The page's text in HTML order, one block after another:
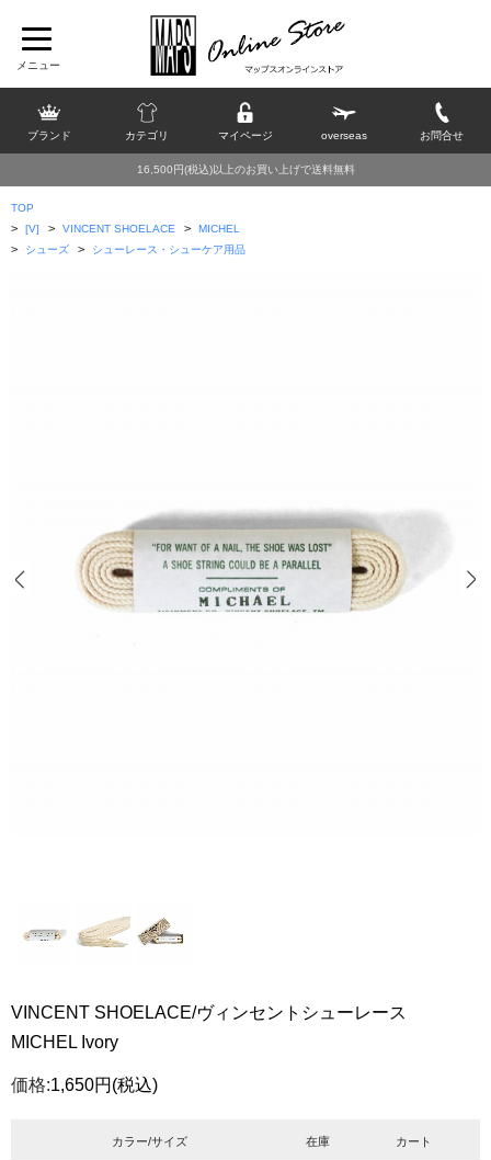
ブランド カテゴリ マイページ overseas お問合せ
16,500円(税込)以上のお買い上げで送料無料
TOP
> [V] > VINCENT SHOELACE > MICHEL
> シューズ > シューレース・シューケア用品
VINCENT SHOELACE/ヴィンセントシューレース
MICHEL Ivory
価格:1,650円 (税込)
カラー/サイズ 在庫 カート